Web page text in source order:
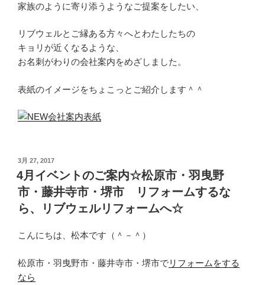
家族のように寄り添うようなご提案をしたい、
リブウェルとご縁ある方々へとわたしたちの
キョリが近くなるような、
お名刺がわりの会社案内をめざしました。
表紙のイメージをちょこっとご紹介します＾＾
投
稿
日:
3月 27, 2017
4月イベントのご案内☆松原市・羽曳野
市・藤井寺市・堺市 リフォームするな
ら、リブウェルリフォームへ☆
こんにちは、松本です（＾－＾）
松原市・羽曳野市・藤井寺市・堺市でリフォームをする
なら